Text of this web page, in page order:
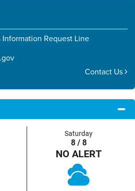
Information Request Line
Contact Us
Saturday
8 / 8
NO ALERT